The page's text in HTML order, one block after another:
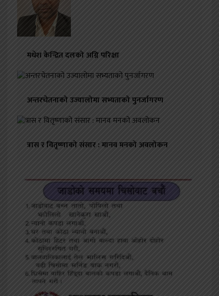
मधेश केन्द्रित दलको अग्नि परिक्षा
अन्तरचेतनाको उज्यालोमा सभ्यताको पुनर्जागरण
त्रास र वितृष्णाको संसार : मानव मनको अवलोकन